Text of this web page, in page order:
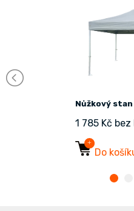
Nůžkový
1 785 Kč bez
Do